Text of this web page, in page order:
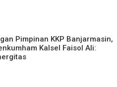
Pimpinan KKP Banjarmasin,
Kalsel Faisol Ali: